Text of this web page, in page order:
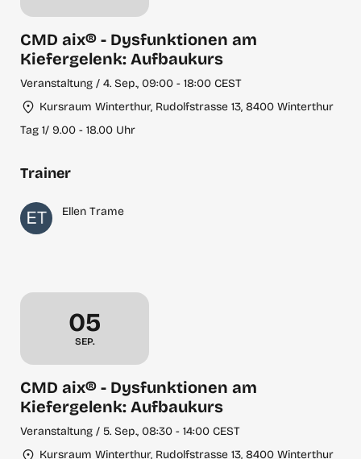
CMD aix® - Dysfunktionen am
Kiefergelenk: Aufbaukurs
Veranstaltung / 4. Sep., 09:00 - 18:00 CEST
Kursraum Winterthur, Rudolfstrasse 13, 8400 Winterthur
Tag 1/ 9.00 - 18.00 Uhr
Trainer
Ellen Trame
Samstag, September 5
05
SEP.
CMD aix® - Dysfunktionen am
Kiefergelenk: Aufbaukurs
Veranstaltung / 5. Sep., 08:30 - 14:00 CEST
Kursraum Winterthur, Rudolfstrasse 13, 8400 Winterthur